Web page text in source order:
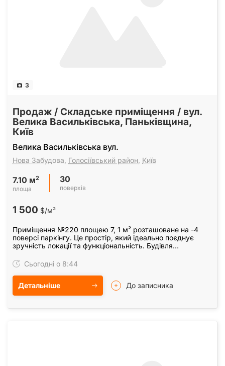
3
Продаж / Складське приміщення / вул.
Велика Васильківська, Паньківщина,
Київ
Велика Васильківська вул.
Нова Забудова Голосіївський район Київ
7.10 м2
площа
30
поверхів
1 500 $/м²
Приміщення №220 площею 7, 1 м² розташоване на -4
поверсі паркінгу. Це простір, який ідеально поєднує
зручність локації та функціональність. Будівля
Сьогодні о 8:44
Детальніше До записника